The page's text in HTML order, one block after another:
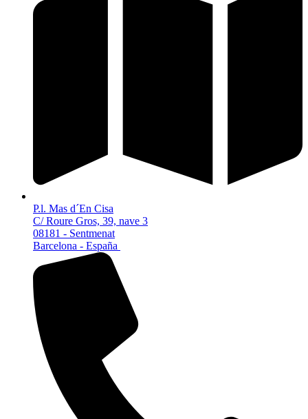
P.l. Mas d´En Cisa
C/ Roure Gros, 39, nave 3
08181 - Sentmenat
Barcelona - España